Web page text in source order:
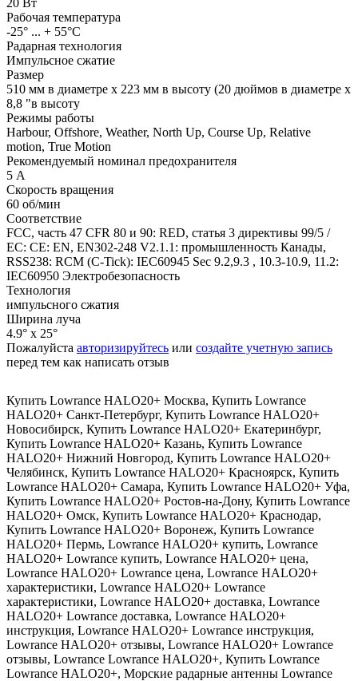
20 Вт
Рабочая температура
-25° ... + 55°C
Радарная технология
Импульсное сжатие
Размер
510 мм в диаметре х 223 мм в высоту (20 дюймов в диаметре х
8,8 "в высоту
Режимы работы
Harbour, Offshore, Weather, North Up, Course Up, Relative
motion, True Motion
Рекомендуемый номинал предохранителя
5 А
Скорость вращения
60 об/мин
Соответствие
FCC, часть 47 CFR 80 и 90: RED, статья 3 директивы 99/5 /
EC: CE: EN, EN302-248 V2.1.1: промышленность Канады,
RSS238: RCM (C-Tick): IEC60945 Sec 9.2,9.3 , 10.3-10.9, 11.2:
IEC60950 Электробезопасность
Технология
импульсного сжатия
Ширина луча
4.9° x 25°
Пожалуйста авторизируйтесь или создайте учетную запись
перед тем как написать отзыв
Купить Lowrance HALO20+ Москва, Купить Lowrance
HALO20+ Санкт-Петербург, Купить Lowrance HALO20+
Новосибирск, Купить Lowrance HALO20+ Екатеринбург,
Купить Lowrance HALO20+ Казань, Купить Lowrance
HALO20+ Нижний Новгород, Купить Lowrance HALO20+
Челябинск, Купить Lowrance HALO20+ Красноярск, Купить
Lowrance HALO20+ Самара, Купить Lowrance HALO20+ Уфа,
Купить Lowrance HALO20+ Ростов-на-Дону, Купить Lowrance
HALO20+ Омск, Купить Lowrance HALO20+ Краснодар,
Купить Lowrance HALO20+ Воронеж, Купить Lowrance
HALO20+ Пермь, Lowrance HALO20+ купить, Lowrance
HALO20+ Lowrance купить, Lowrance HALO20+ цена,
Lowrance HALO20+ Lowrance цена, Lowrance HALO20+
характеристики, Lowrance HALO20+ Lowrance
характеристики, Lowrance HALO20+ доставка, Lowrance
HALO20+ Lowrance доставка, Lowrance HALO20+
инструкция, Lowrance HALO20+ Lowrance инструкция,
Lowrance HALO20+ отзывы, Lowrance HALO20+ Lowrance
отзывы, Lowrance Lowrance HALO20+, Купить Lowrance
Lowrance HALO20+, Морские радарные антенны Lowrance